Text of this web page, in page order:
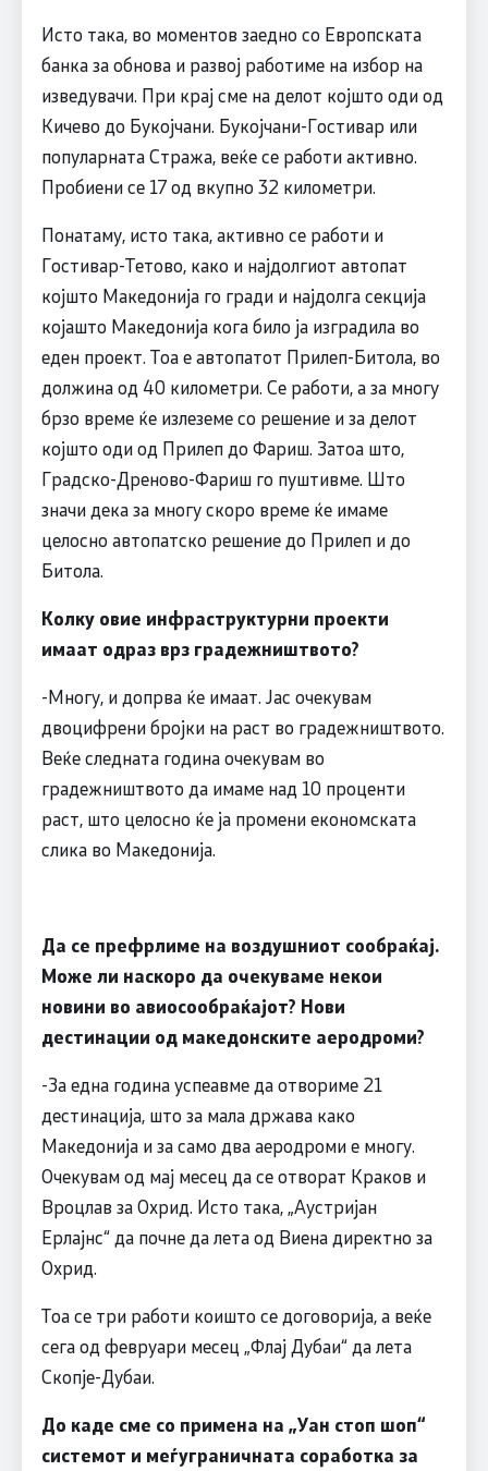
Исто така, во моментов заедно со Европската
банка за обнова и развој работиме на избор на
изведувачи. При крај сме на делот којшто оди од
Кичево до Букојчани. Букојчани-Гостивар или
популарната Стража, веќе се работи активно.
Пробиени се 17 од вкупно 32 километри.
Понатаму, исто така, активно се работи и
Гостивар-Тетово, како и најдолгиот автопат
којшто Македонија го гради и најдолга секција
којашто Македонија кога било ја изградила во
еден проект. Тоа е автопатот Прилеп-Битола, во
должина од 40 километри. Се работи, а за многу
брзо време ќе излеземе со решение и за делот
којшто оди од Прилеп до Фариш. Затоа што,
Градско-Дреново-Фариш го пуштивме. Што
значи дека за многу скоро време ќе имаме
целосно автопатско решение до Прилеп и до
Битола.
Колку овие инфраструктурни проекти
имаат одраз врз градежништвото?
-Многу, и допрва ќе имаат. Јас очекувам
двоцифрени бројки на раст во градежништвото.
Веќе следната година очекувам во
градежништвото да имаме над 10 проценти
раст, што целосно ќе ја промени економската
слика во Македонија.
Да се префрлиме на воздушниот сообраќај.
Може ли наскоро да очекуваме некои
новини во авиосообраќајот? Нови
дестинации од македонските аеродроми?
-За една година успеавме да отвориме 21
дестинација, што за мала држава како
Македонија и за само два аеродроми е многу.
Очекувам од мај месец да се отворат Краков и
Вроцлав за Охрид. Исто така, „Аустријан
Ерлајнс“ да почне да лета од Виена директно за
Охрид.
Тоа се три работи коишто се договорија, а веќе
сега од февруари месец „Флај Дубаи“ да лета
Скопје-Дубаи.
До каде сме со примена на „Уан стоп шоп“
системот и меѓуграничната соработка за